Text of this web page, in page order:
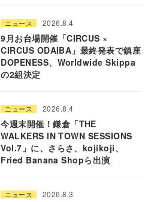
ニュース 2026.8.4
9月お台場開催「CIRCUS ×
CIRCUS ODAIBA」最終発表で鎮座
DOPENESS、Worldwide Skippa
の2組決定
ニュース 2026.8.4
今週末開催！鎌倉「THE
WALKERS IN TOWN SESSIONS
Vol.7」に、さらさ、kojikoji、
Fried Banana Shopら出演
ニュース 2026.8.3